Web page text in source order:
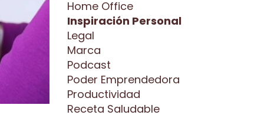
Home Office
Inspiración Personal
Legal
Marca
Podcast
Poder Emprendedora
Productividad
Receta Saludable